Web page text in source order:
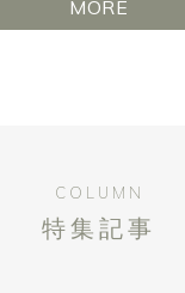
MORE
COLUMN
特集記事